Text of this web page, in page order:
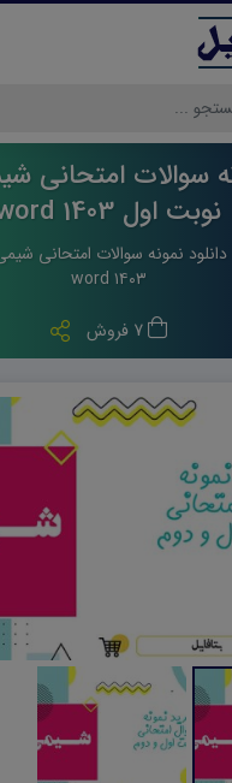
سوالات امتحانی
نوبت اول 1403 word
دانلود نمونه سوالات امتحانی
۱۴۰۳ word
7 فروش